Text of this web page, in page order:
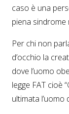
caso è una
piena sindrome
Per chi non
d’occhio la
dove l’uomo
legge FAT cioè
ultimata l’uomo